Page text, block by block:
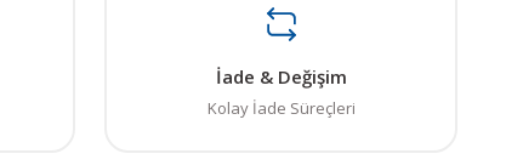
İade & Değişim
Kolay İade Süreçleri